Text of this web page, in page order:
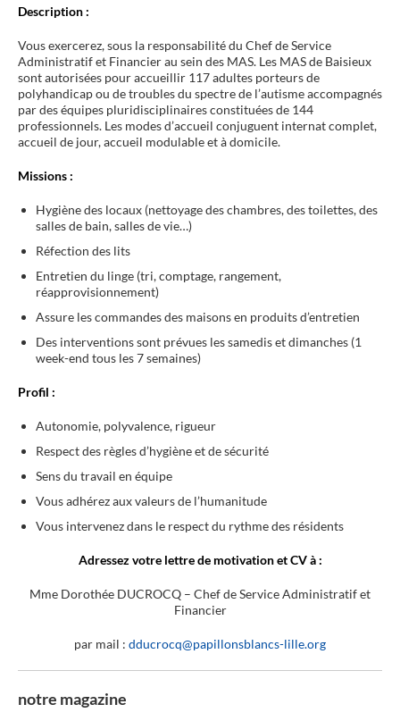
Description :
Vous exercerez, sous la responsabilité du Chef de Service
Administratif et Financier au sein des MAS. Les MAS de Baisieux
sont autorisées pour accueillir 117 adultes porteurs de
polyhandicap ou de troubles du spectre de l’autisme accompagnés
par des équipes pluridisciplinaires constituées de 144
professionnels. Les modes d’accueil conjuguent internat complet,
accueil de jour, accueil modulable et à domicile.
Missions :
Hygiène des locaux (nettoyage des chambres, des toilettes, des
salles de bain, salles de vie…)
Réfection des lits
Entretien du linge (tri, comptage, rangement,
réapprovisionnement)
Assure les commandes des maisons en produits d’entretien
Des interventions sont prévues les samedis et dimanches (1
week-end tous les 7 semaines)
Profil :
Autonomie, polyvalence, rigueur
Respect des règles d’hygiène et de sécurité
Sens du travail en équipe
Vous adhérez aux valeurs de l’humanitude
Vous intervenez dans le respect du rythme des résidents
Adressez votre lettre de motivation et CV à :
Mme Dorothée DUCROCQ – Chef de Service Administratif et
Financier
par mail : dducrocq@papillonsblancs-lille.org
notre magazine